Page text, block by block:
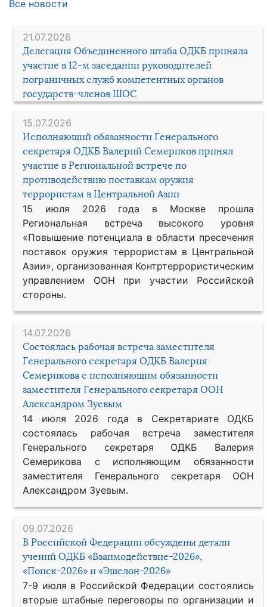
21.07.2026
Делегация Объединенного штаба ОДКБ приняла
участие в 12-м заседании руководителей
пограничных служб компетентных органов
государств-членов ШОС
15.07.2026
Исполняющий обязанности Генерального
секретаря ОДКБ Валерий Семериков принял
участие в Региональной встрече по
противодействию поставкам оружия
террористам в Центральной Азии
15 июля 2026 года в Москве прошла
Региональная встреча высокого уровня
«Повышение потенциала в области пресечения
поставок оружия террористам в Центральной
Азии», организованная Контртеррористическим
управлением ООН при участии Российской
стороны.
14.07.2026
Состоялась рабочая встреча заместителя
Генерального секретаря ОДКБ Валерия
Семерикова с исполняющим обязанности
заместителя Генерального секретаря ООН
Александром Зуевым
14 июля 2026 года в Секретариате ОДКБ
состоялась рабочая встреча заместителя
Генерального секретаря ОДКБ Валерия
Семерикова с исполняющим обязанности
заместителя Генерального секретаря ООН
Александром Зуевым.
09.07.2026
В Российской Федерации обсуждены детали
учений ОДКБ «Взаимодействие-2026»,
«Поиск-2026» и «Эшелон-2026»
7-9 июля в Российской Федерации состоялись
вторые штабные переговоры по организации и
Все новости